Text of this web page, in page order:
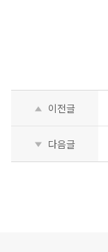
이전글
다음글